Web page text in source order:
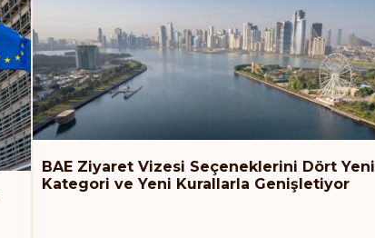
BAE Ziyaret Vizesi Seçeneklerini Dört Yeni
Kategori ve Yeni Kurallarla Genişletiyor